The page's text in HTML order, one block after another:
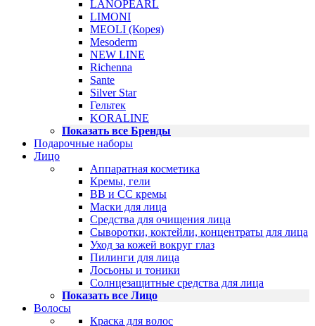
LANOPEARL
LIMONI
MEOLI (Корея)
Mesoderm
NEW LINE
Richenna
Sante
Silver Star
Гельтек
KORALINE
Показать все Бренды
Подарочные наборы
Лицо
Аппаратная косметика
Кремы, гели
BB и CC кремы
Маски для лица
Средства для очищения лица
Сыворотки, коктейли, концентраты для лица
Уход за кожей вокруг глаз
Пилинги для лица
Лосьоны и тоники
Солнцезащитные средства для лица
Показать все Лицо
Волосы
Краска для волос